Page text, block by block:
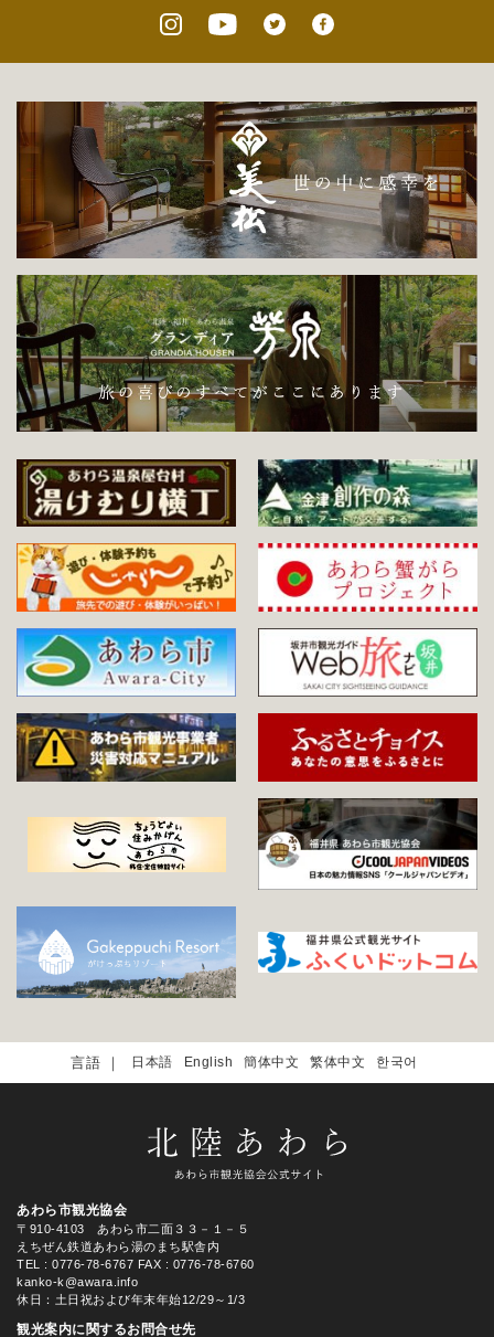
日本語 English 簡体中文 繁体中文 한국어
あわら市観光協会
〒910-4103 あわら市二面３３－１－５
えちぜん鉄道あわら湯のまち駅舎内
TEL
: 0776-78-6767 FAX : 0776-78-6760
kanko-k@awara.info
休日：土日祝および年末年始12/29～1/3
観光案内に関するお問合せ先